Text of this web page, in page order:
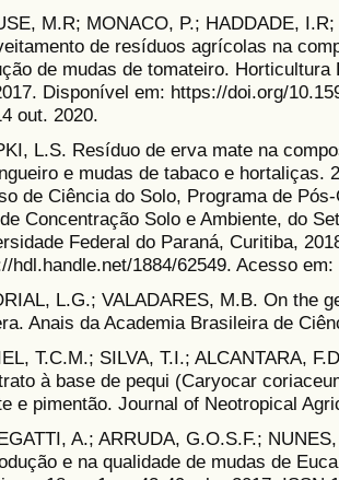
M.R; MONACO, P.; HADDADE,
de resíduos agrícolas na
de mudas de tomateiro.
Disponível em: https://doi.org/
out. 2020.
L.S. Resíduo de erva mate na
e mudas de tabaco e hortaliças.
de Ciência do Solo, Programa de
Concentração Solo e Ambiente, do
Federal do Paraná, Curitiba,
hdl.handle.net/1884/62549. Acesso
L.G.; VALADARES, M.B. On the
Anais da Academia Brasileira de
T.C.M.; SILVA, T.I.; ALCANTARA,
à base de pequi (Caryocar
e pimentão. Journal of Neotropical
A.; ARRUDA, G.O.S.F.;
e na qualidade de mudas de